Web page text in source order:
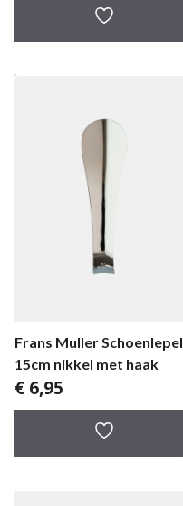
Frans Muller Schoenlepel
15cm nikkel met haak
€ 6,95